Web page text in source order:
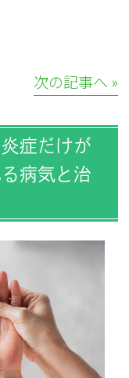
次の記事へ »
症だけが
病気と治